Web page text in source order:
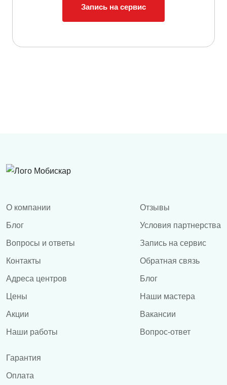
Запись на сервис
О компании
Блог
Вопросы и ответы
Контакты
Адреса центров
Цены
Акции
Наши работы
Отзывы
Условия партнерства
Запись на сервис
Обратная связь
Блог
Наши мастера
Вакансии
Вопрос-ответ
Гарантия
Оплата